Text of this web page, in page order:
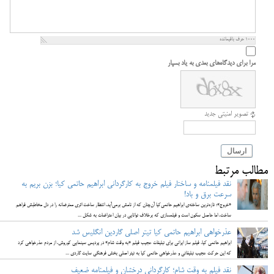
1000 حرف باقیمانده
مرا برای دیدگاه‌های بعدی به یاد بسپار
تصویر امنیتی جدید
ارسال
مطالب مرتبط
نقد فیلمنامه و ساختار فیلم خروج به کارگردانی ابراهیم حاتمی کیا؛ بزن بریم به
سرعت برق و باد!
«خروج»؛ تازه‌ترین ساخته‌ی ابراهیم حاتمی‌کیا آن‌چنان که از نامش برمی‌آید، انتظار ساخت اثری معترضانه را در دل مخاطبش فراهم
ساخت، اما حاصل سکون است و فیلمسازی که برخلاف توانایی در بیان اعتراضات به شکل ...
عذرخواهی ابراهیم حاتمی کیا تیتر اصلی گاردین انگلیس شد
ابراهیم حاتمی‌ کیا، فیلم ساز ایرانی برای تبلیغات عجیب فیلم «به وقت شام» در پردیس سینمایی کوروش، از مردم عذرخواهی کرد
که این حرکت عجیب تبلیغاتی و عذرخواهی حاتمی کیا به تیتر اصلی بخش فرهنگی سایت گاردی ...
نقد فیلم به وقت شام؛ کارگردانی درخشان و فیلمنامه ضعیف